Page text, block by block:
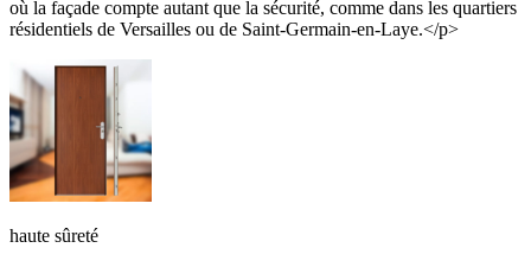
où la façade compte autant que la sécurité, comme dans les quartiers
résidentiels de Versailles ou de Saint-Germain-en-Laye.</p>
haute sûreté